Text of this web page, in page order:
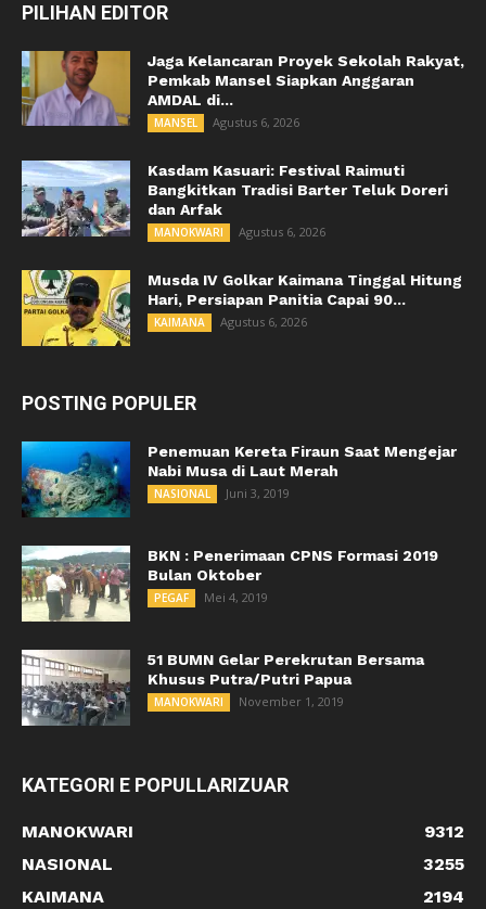
PILIHAN EDITOR
Jaga Kelancaran Proyek Sekolah Rakyat,
Pemkab Mansel Siapkan Anggaran
AMDAL di...
MANSEL Agustus 6, 2026
Kasdam Kasuari: Festival Raimuti
Bangkitkan Tradisi Barter Teluk Doreri
dan Arfak
MANOKWARI Agustus 6, 2026
Musda IV Golkar Kaimana Tinggal Hitung
Hari, Persiapan Panitia Capai 90...
KAIMANA Agustus 6, 2026
POSTING POPULER
Penemuan Kereta Firaun Saat Mengejar
Nabi Musa di Laut Merah
NASIONAL Juni 3, 2019
BKN : Penerimaan CPNS Formasi 2019
Bulan Oktober
PEGAF Mei 4, 2019
51 BUMN Gelar Perekrutan Bersama
Khusus Putra/Putri Papua
MANOKWARI November 1, 2019
KATEGORI E POPULLARIZUAR
MANOKWARI
9312
NASIONAL
3255
KAIMANA
2194